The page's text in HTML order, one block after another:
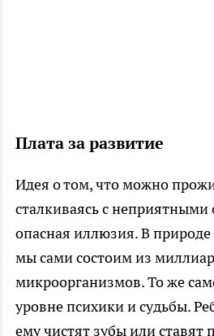
Плата за развитие
Идея о том, что можно
сталкиваясь с
опасная иллюзия. В природе
мы сами состоим из
микроорганизмов. То же
уровне психики и судьбы.
ему чистят зубы или ставят